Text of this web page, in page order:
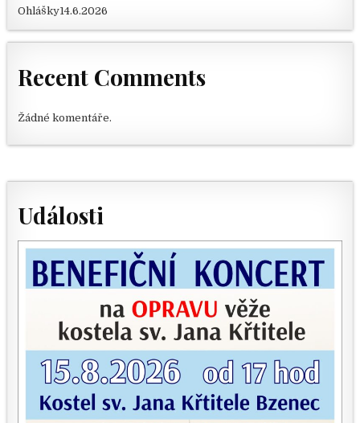
Ohlášky14.6.2026
Recent Comments
Žádné komentáře.
Události